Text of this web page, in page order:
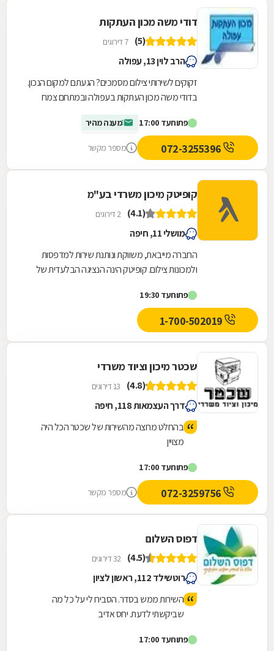
דודי משה מכון העתקות
(5) 7 דירוגים
הרב לוין 13, עפולה
זקוקים לשירותי צילום מסמכים? הגעתם למקום הנכון.
בדודי משה מכון העתקות בעפולה ובמתחם צמח
ביותר...
פתוחעד 17:00 מענה מהיר
מספר מקשר
קופיטק מיכון משרדי בע"מ
(4.1) 2 דירוגים
מושלי 11, חיפה
החברה מייבאת, משווקת ונותנת שירות למדפסות
ולמכונות צילום. קופיטק הינה הנציגה הבלעדית של
פתוחעד 19:30
1-700-502019
שכטר מיכון וציוד משרדי
(4.8) 13 דירוגים
דרך העצמאות 118, חיפה
בהחלט מרוצה מהשירות של שכטר הכל היה
מצויין
פתוחעד 17:00
מספר מקשר
דפוס השלום
(4.5) 32 דירוגים
רוטשילד 112, ראשון לציון
השירות ממש בסדר. הסבירו לי על כל מה
שביקשתי לדעת. יחס אדיב
פתוחעד 17:00